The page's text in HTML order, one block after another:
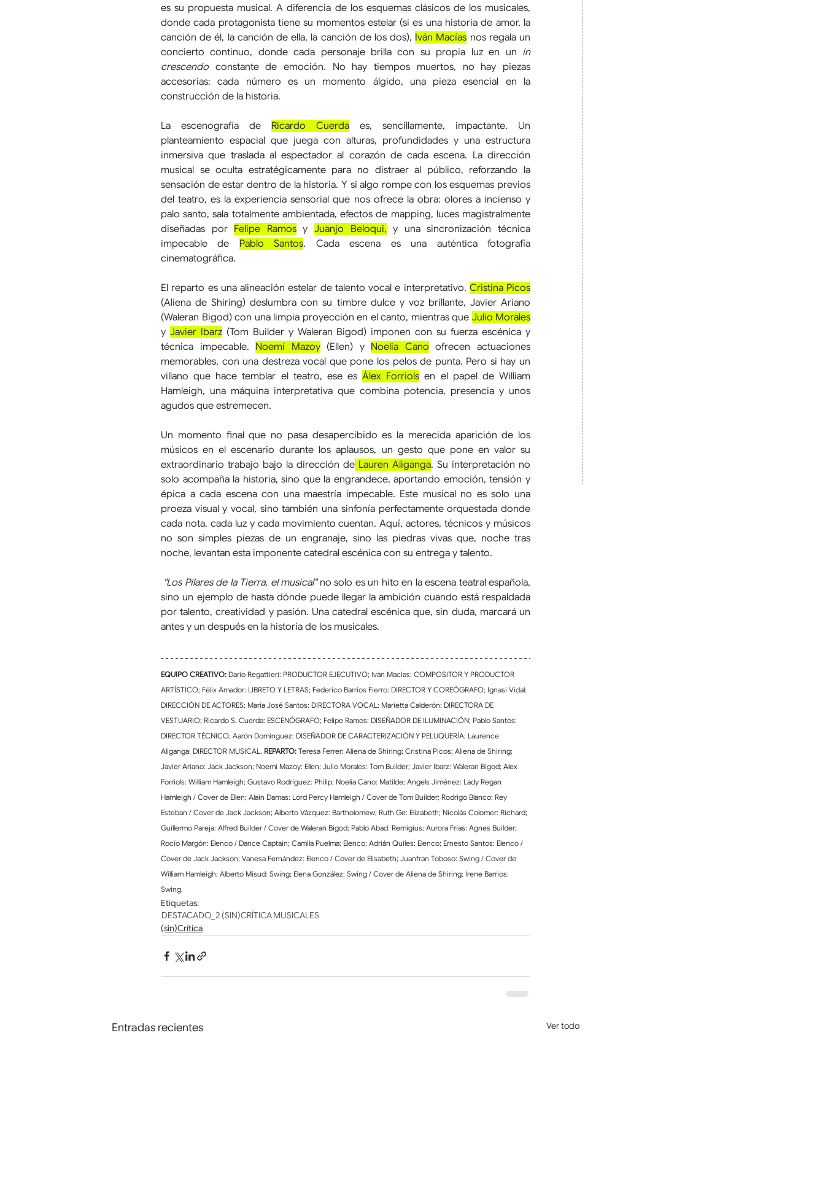
es su propuesta musical. A diferencia de los esquemas clásicos de los musicales,
donde cada protagonista tiene su momentos estelar (si es una historia de amor, la
canción de él, la canción de ella, la canción de los dos), Iván Macías nos regala un
concierto continuo, donde cada personaje brilla con su propia luz en un in
crescendo constante de emoción. No hay tiempos muertos, no hay piezas
accesorias: cada número es un momento álgido, una pieza esencial en la
construcción de la historia.
La escenografía de Ricardo Cuerda es, sencillamente, impactante. Un
planteamiento espacial que juega con alturas, profundidades y una estructura
inmersiva que traslada al espectador al corazón de cada escena. La dirección
musical se oculta estratégicamente para no distraer al público, reforzando la
sensación de estar dentro de la historia. Y si algo rompe con los esquemas previos
del teatro, es la experiencia sensorial que nos ofrece la obra: olores a incienso y
palo santo, sala totalmente ambientada, efectos de mapping, luces magistralmente
diseñadas por Felipe Ramos y Juanjo Beloqui, y una sincronización técnica
impecable de Pablo Santos. Cada escena es una auténtica fotografía
cinematográfica.
El reparto es una alineación estelar de talento vocal e interpretativo. Cristina Picos
(Aliena de Shiring) deslumbra con su timbre dulce y voz brillante, Javier Ariano
(Waleran Bigod) con una limpia proyección en el canto, mientras que Julio Morales
y Javier Ibarz (Tom Builder y Waleran Bigod) imponen con su fuerza escénica y
técnica impecable. Noemí Mazoy (Ellen) y Noelia Cano ofrecen actuaciones
memorables, con una destreza vocal que pone los pelos de punta. Pero si hay un
villano que hace temblar el teatro, ese es Álex Forriols en el papel de William
Hamleigh, una máquina interpretativa que combina potencia, presencia y unos
agudos que estremecen.
Un momento final que no pasa desapercibido es la merecida aparición de los
músicos en el escenario durante los aplausos, un gesto que pone en valor su
extraordinario trabajo bajo la dirección de Lauren Aliganga. Su interpretación no
solo acompaña la historia, sino que la engrandece, aportando emoción, tensión y
épica a cada escena con una maestría impecable. Este musical no es solo una
proeza visual y vocal, sino también una sinfonía perfectamente orquestada donde
cada nota, cada luz y cada movimiento cuentan. Aquí, actores, técnicos y músicos
no son simples piezas de un engranaje, sino las piedras vivas que, noche tras
noche, levantan esta imponente catedral escénica con su entrega y talento.
"Los Pilares de la Tierra, el musical" no solo es un hito en la escena teatral española,
sino un ejemplo de hasta dónde puede llegar la ambición cuando está respaldada
por talento, creatividad y pasión. Una catedral escénica que, sin duda, marcará un
antes y un después en la historia de los musicales.
EQUIPO CREATIVO: Dario Regattieri: PRODUCTOR EJECUTIVO; Iván Macías: COMPOSITOR Y PRODUCTOR
ARTÍSTICO; Félix Amador: LIBRETO Y LETRAS; Federico Barrios Fierro: DIRECTOR Y COREÓGRAFO; Ignasi Vidal:
DIRECCIÓN DE ACTORES; María José Santos: DIRECTORA VOCAL; Marietta Calderón: DIRECTORA DE
VESTUARIO; Ricardo S. Cuerda: ESCENÓGRAFO; Felipe Ramos: DISEÑADOR DE ILUMINACIÓN; Pablo Santos:
DIRECTOR TÉCNICO; Aarón Domínguez: DISEÑADOR DE CARACTERIZACIÓN Y PELUQUERÍA; Laurence
Aliganga: DIRECTOR MUSICAL. REPARTO: Teresa Ferrer: Aliena de Shiring; Cristina Picos: Aliena de Shiring;
Javier Ariano: Jack Jackson; Noemi Mazoy: Ellen; Julio Morales: Tom Builder; Javier Ibarz: Waleran Bigod; Alex
Forriols: William Hamleigh; Gustavo Rodríguez: Philip; Noelia Cano: Matilde; Angels Jiménez: Lady Regan
Hamleigh / Cover de Ellen; Alain Damas: Lord Percy Hamleigh / Cover de Tom Builder; Rodrigo Blanco: Rey
Esteban / Cover de Jack Jackson; Alberto Vázquez: Bartholomew; Ruth Ge: Elizabeth; Nicolás Colomer: Richard;
Guillermo Pareja: Alfred Builder / Cover de Waleran Bigod; Pablo Abad: Remigius; Aurora Frías: Agnes Builder;
Rocío Margón: Elenco / Dance Captain; Camila Puelma: Elenco; Adrián Quiles: Elenco; Ernesto Santos: Elenco /
Cover de Jack Jackson; Vanesa Fernández: Elenco / Cover de Elisabeth; Juanfran Toboso: Swing / Cover de
William Hamleigh; Alberto Misud: Swing; Elena González: Swing / Cover de Aliena de Shiring; Irene Barrios:
Swing.
Etiquetas:
DESTACADO_2(SIN)CRÍTICAMUSICALES
(sin)Crítica
Entradas recientes Ver todo